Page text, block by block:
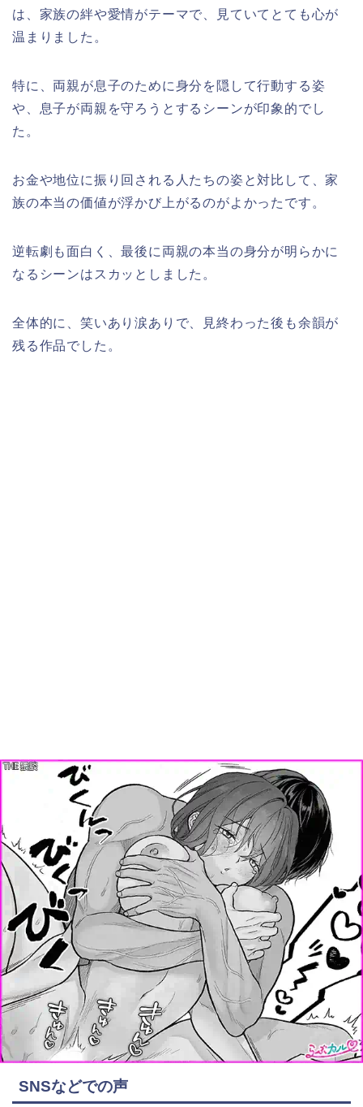
は、家族の絆や愛情がテーマで、見ていてとても心が
温まりました。
特に、両親が息子のために身分を隠して行動する姿
や、息子が両親を守ろうとするシーンが印象的でし
た。
お金や地位に振り回される人たちの姿と対比して、家
族の本当の価値が浮かび上がるのがよかったです。
逆転劇も面白く、最後に両親の本当の身分が明らかに
なるシーンはスカッとしました。
全体的に、笑いあり涙ありで、見終わった後も余韻が
残る作品でした。
SNSなどでの声